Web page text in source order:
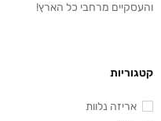
והעסקיים מרחבי כל הארץ!
קטגוריות
אריזה נלוות